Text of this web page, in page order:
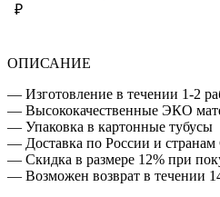
₽
ОПИСАНИЕ
— Изготовление в течении 1-2
— Высококачественные ЭКО
— Упаковка в картонные тубусы
— Доставка по России и
— Скидка в размере 12% при
— Возможен возврат в течении